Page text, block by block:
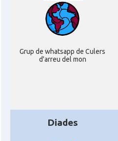
Grup de whatsapp de Culers
d'arreu del mon
Diades